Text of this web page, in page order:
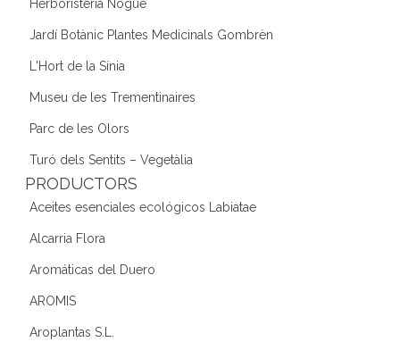
Herboristeria Nogué
Jardí Botànic Plantes Medicinals Gombrèn
L'Hort de la Sínia
Museu de les Trementinaires
Parc de les Olors
Turó dels Sentits – Vegetàlia
PRODUCTORS
Aceites esenciales ecológicos Labiatae
Alcarria Flora
Aromáticas del Duero
AROMIS
Aroplantas S.L.